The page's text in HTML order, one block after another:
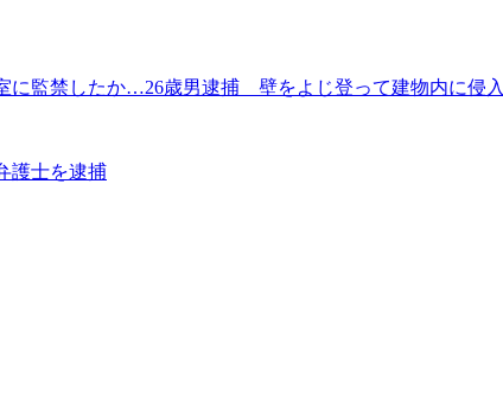
に監禁したか…26歳男逮捕 壁をよじ登って建物内に侵入
護士を逮捕